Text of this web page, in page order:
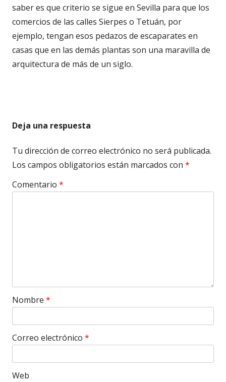
saber es que criterio se sigue en Sevilla para que los
comercios de las calles Sierpes o Tetuán, por
ejemplo, tengan esos pedazos de escaparates en
casas que en las demás plantas son una maravilla de
arquitectura de más de un siglo.
Deja una respuesta
Tu dirección de correo electrónico no será publicada.
Los campos obligatorios están marcados con *
Comentario *
Nombre *
Correo electrónico *
Web